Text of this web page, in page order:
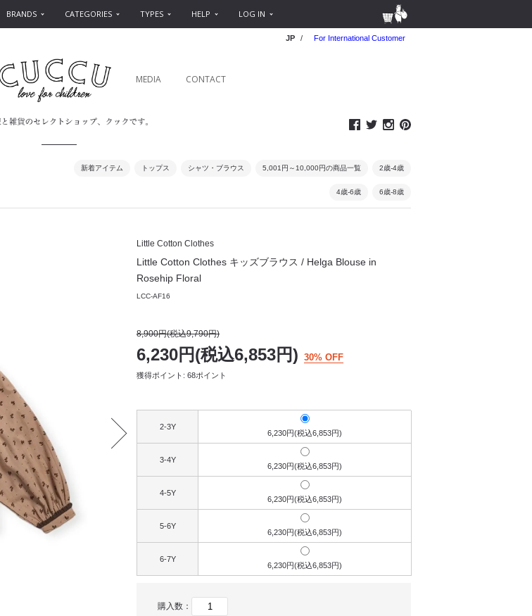
BRANDS CATEGORIES TYPES HELP LOG IN
JP / For International Customer
MEDIA CONTACT
新着アイテム トップス シャツ・ブラウス 5,001円～10,000円の商品一覧 2歳-4歳
4歳-6歳 6歳-8歳
Little Cotton Clothes
Little Cotton Clothes キッズブラウス / Helga Blouse in
Rosehip Floral
LCC-AF16
8,900円(税込9,790円)
6,230円(税込6,853円) 30% OFF
獲得ポイント: 68ポイント
2-3Y
6,230円(税込6,853円)
3-4Y
6,230円(税込6,853円)
4-5Y
6,230円(税込6,853円)
5-6Y
6,230円(税込6,853円)
6-7Y
6,230円(税込6,853円)
購入数：